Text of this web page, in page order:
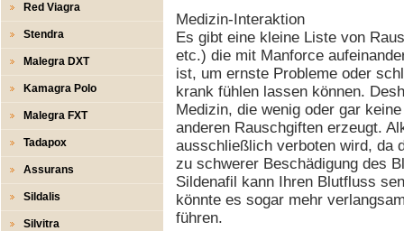
Red Viagra
Stendra
Malegra DXT
Kamagra Polo
Malegra FXT
Tadapox
Assurans
Sildalis
Silvitra
Medizin-Interaktion
Es gibt eine kleine Liste von
etc.) die mit Manforce
ist, um ernste Probleme oder
krank fühlen lassen können.
Medizin, die wenig oder gar
anderen Rauschgiften erzeugt.
ausschließlich verboten wird, da
zu schwerer Beschädigung des
Sildenafil kann Ihren Blutfluss
könnte es sogar mehr
führen.